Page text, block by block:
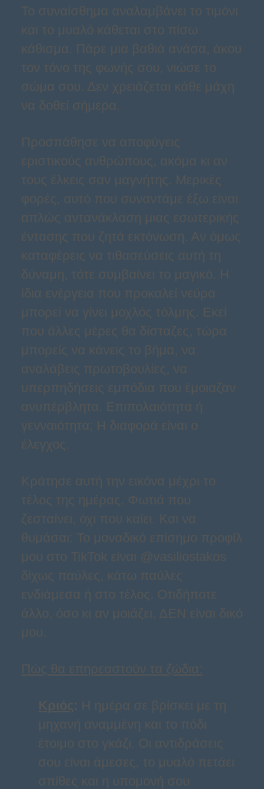
Το συναίσθημα αναλαμβάνει το τιμόνι
και το μυαλό κάθεται στο πίσω
κάθισμα. Πάρε μια βαθιά ανάσα, άκου
τον τόνο της φωνής σου, νιώσε το
σώμα σου. Δεν χρειάζεται κάθε μάχη
να δοθεί σήμερα.
Προσπάθησε να αποφύγεις
εριστικούς ανθρώπους, ακόμα κι αν
τους έλκεις σαν μαγνήτης. Μερικές
φορές, αυτό που συναντάμε έξω είναι
απλώς αντανάκλαση μιας εσωτερικής
έντασης που ζητά εκτόνωση. Αν όμως
καταφέρεις να τιθασεύσεις αυτή τη
δύναμη, τότε συμβαίνει το μαγικό. Η
ίδια ενέργεια που προκαλεί νεύρα
μπορεί να γίνει μοχλός τόλμης. Εκεί
που άλλες μέρες θα δίσταζες, τώρα
μπορείς να κάνεις το βήμα, να
αναλάβεις πρωτοβουλίες, να
υπερπηδήσεις εμπόδια που έμοιαζαν
ανυπέρβλητα. Επιπολαιότητα ή
γενναιότητα; Η διαφορά είναι ο
έλεγχος.
Κράτησε αυτή την εικόνα μέχρι το
τέλος της ημέρας. Φωτιά που
ζεσταίνει, όχι που καίει. Και να
θυμάσαι: Το μοναδικό επίσημο προφίλ
μου στο TikTok είναι @vasiliostakos
δίχως παύλες, κάτω παύλες
ενδιάμεσα ή στο τέλος. Οτιδήποτε
άλλο, όσο κι αν μοιάζει, ΔΕΝ είναι δικό
μου.
Πώς θα επηρεαστούν τα ζώδια:
Κριός: Η ημέρα σε βρίσκει με τη
μηχανή αναμμένη και το πόδι
έτοιμο στο γκάζι. Οι αντιδράσεις
σου είναι άμεσες, το μυαλό πετάει
σπίθες και η υπομονή σου